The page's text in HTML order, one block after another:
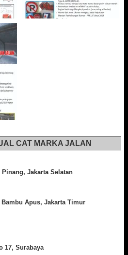
CAT MARKA JALAN
Jakarta Selatan
Apus, Jakarta Timur
17, Surabaya